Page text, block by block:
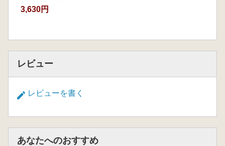
3,630円
レビュー
レビューを書く
あなたへのおすすめ